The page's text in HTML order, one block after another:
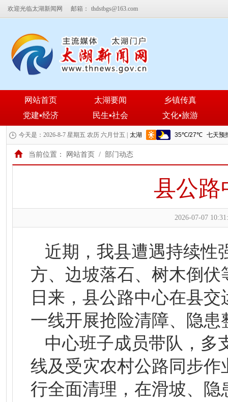
欢迎光临太湖新闻网 邮箱： thdstbgs@163.com
网站首页 太湖要闻
乡镇传真
党建▪经济
民生▪社会 文化▪旅游
今天是：2026-8-7 星期五 农历 六月廿五 |
当前位置： 网站首页 / 部门动态
县公路
2026-07-07
近期，我县遭遇持续性
方、边坡落石、树木倒
日来，县公路中心在县
一线开展抢险清障、隐
中心班子成员带队，多
线及受灾农村公路同步
行全面清理，在滑坡、